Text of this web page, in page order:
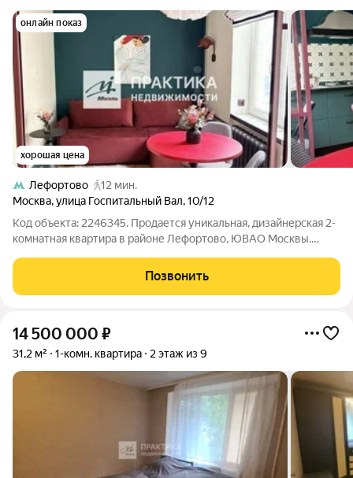
онлайн показ
хорошая цена
Лефортово
12 мин.
Москва,улица Госпитальный Вал,10/12
Код объекта: 2246345. Продается уникальная, дизайнерская 2-
комнатная квартира в районе Лефортово, ЮВАО Москвы.
ремонт в современном стиле. 1 совмещенный санузел:
оснащен стиральной и сушильной
Позвонить
14 500 000 ₽
31,2 м² 1-комн. квартира 2 этаж из 9